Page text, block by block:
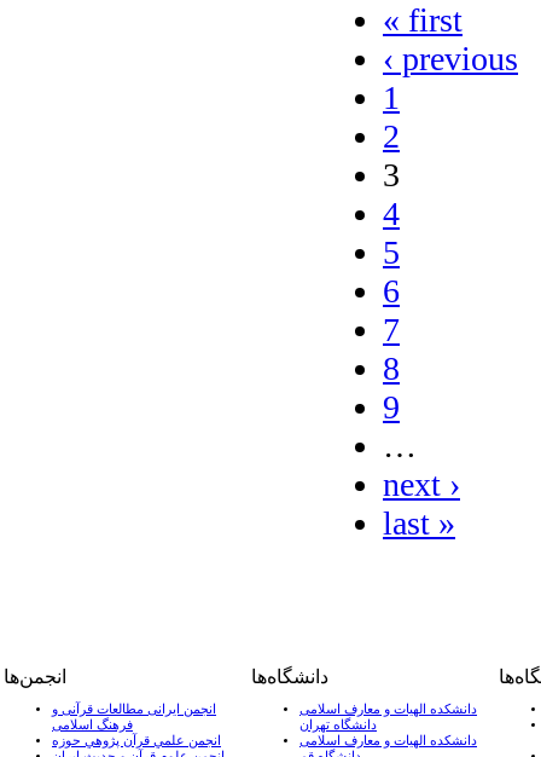
« first
‹ previous
1
2
3
4
5
6
7
8
9
…
next ›
last »
انجمن‌ها
انجمن ایرانی مطالعات قرآنی و
فرهنگ اسلامی
انجمن علمي قرآن پژوهي حوزه
دانشگاه‌ها
دانشکده الهیات و معارف اسلامی
دانشگاه تهران
دانشکده الهیات و معارف اسلامی